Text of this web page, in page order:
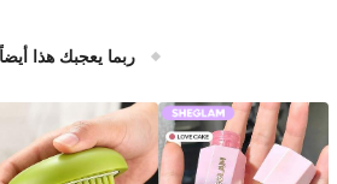
ربما يعجبك هذا أيضاً